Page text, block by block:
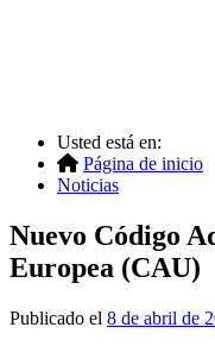
Usted está en:
Página de inicio
Noticias
Nuevo Código
Europea (CAU)
Publicado el 8 de abril de